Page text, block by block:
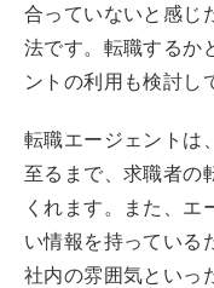
合っていないと感じ
法です。転職するか
ントの利用も検討し
転職エージェントは
至るまで、求職者の
くれます。また、エ
い情報を持っている
社内の雰囲気といっ